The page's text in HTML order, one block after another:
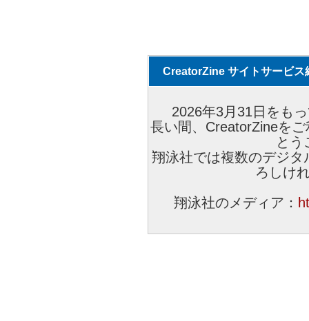
CreatorZine サイトサービス
2026年3月31日をも
長い間、CreatorZineを
とう
翔泳社では複数のデジ
ろしけ
翔泳社のメディア：